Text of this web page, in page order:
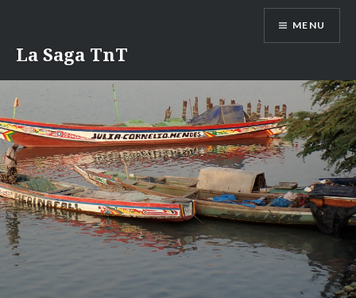
contenuLa Saga TnT
MENU